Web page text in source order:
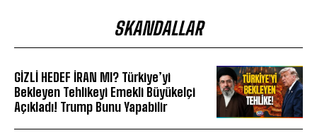
SKANDALLAR
GİZLİ HEDEF İRAN MI? Türkiye’yi
Bekleyen Tehlikeyi Emekli Büyükelçi
Açıkladı! Trump Bunu Yapabilir